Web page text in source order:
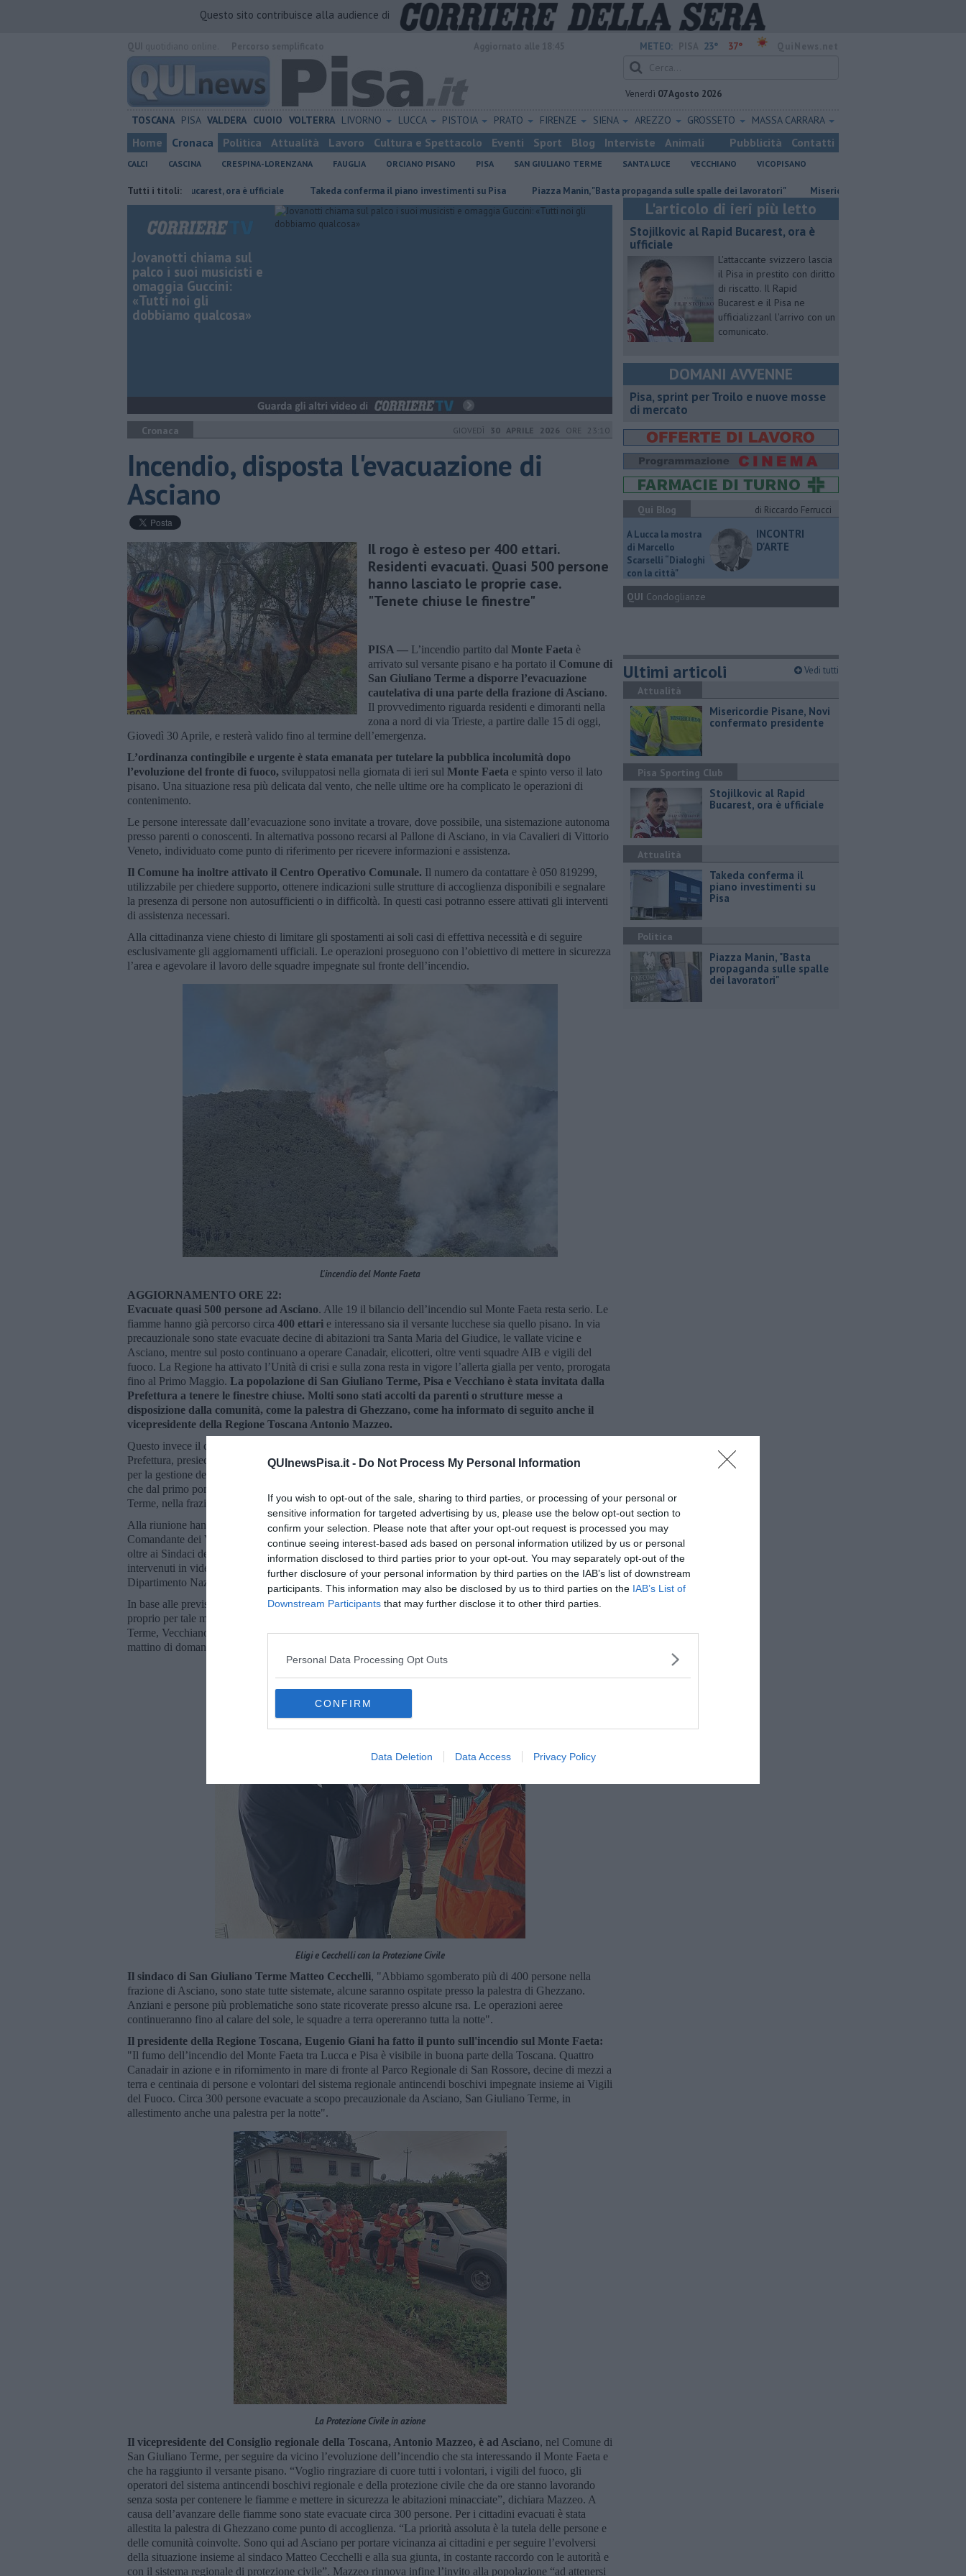
QUInewsPisa.it - Do Not Process My Personal Information
If you wish to opt-out of the sale, sharing to third parties, or processing of your personal or
sensitive information for targeted advertising by us, please use the below opt-out section to
confirm your selection. Please note that after your opt-out request is processed you may
continue seeing interest-based ads based on personal information utilized by us or personal
information disclosed to third parties prior to your opt-out. You may separately opt-out of the
further disclosure of your personal information by third parties on the IAB’s list of downstream
participants. This information may also be disclosed by us to third parties on the IAB’s List of
Downstream Participants that may further disclose it to other third parties.
Personal Data Processing Opt Outs
CONFIRM
Data Deletion Data Access Privacy Policy
Questo sito contribuisce alla audience di
METEO: 23° 37°
Venerdì 07 Agosto 2026
TOSCANA PISA VALDERA CUOIO VOLTERRA LIVORNO LUCCA PISTOIA PRATO FIRENZE SIENA AREZZO GROSSETO MASSA CARRARA
Home Cronaca Politica Attualità Lavoro Cultura e Spettacolo Eventi Sport Blog Interviste Animali Pubblicità Contatti
CALCI CASCINA CRESPINA-LORENZANA FAUGLIA ORCIANO PISANO PISA SAN GIULIANO TERME SANTA LUCE VECCHIANO VICOPISANO
Tutti i titoli:
Stojilkovic al Rapid Bucarest, ora è ufficiale Takeda conferma il piano investimenti su Pisa Piazza Manin, "Basta propaganda sulle spalle dei lavoratori" Misericordie Pisane, Novi confermato presidente
Jovanotti chiama sul
palco i suoi musicisti e
omaggia Guccini:
«Tutti noi gli
dobbiamo qualcosa»
Cronaca GIOVEDÌ 30 APRILE 2026 ORE 23:10
Incendio, disposta l'evacuazione di
Asciano
Il rogo è esteso per 400 ettari.
Residenti evacuati. Quasi 500 persone
hanno lasciato le proprie case.
"Tenete chiuse le finestre"
PISA — L’incendio partito dal Monte Faeta è
arrivato sul versante pisano e ha portato il Comune di
San Giuliano Terme a disporre l’evacuazione
cautelativa di una parte della frazione di Asciano.
Il provvedimento riguarda residenti e dimoranti nella
zona a nord di via Trieste, a partire dalle 15 di oggi,
Giovedì 30 Aprile, e resterà valido fino al termine dell’emergenza.
L’ordinanza contingibile e urgente è stata emanata per tutelare la pubblica incolumità dopo
l’evoluzione del fronte di fuoco, sviluppatosi nella giornata di ieri sul Monte Faeta e spinto verso il lato
pisano. Una situazione resa più delicata dal vento, che nelle ultime ore ha complicato le operazioni di
contenimento.
Le persone interessate dall’evacuazione sono invitate a trovare, dove possibile, una sistemazione autonoma
presso parenti o conoscenti. In alternativa possono recarsi al Pallone di Asciano, in via Cavalieri di Vittorio
Veneto, individuato come punto di riferimento per ricevere informazioni e assistenza.
Il Comune ha inoltre attivato il Centro Operativo Comunale. Il numero da contattare è 050 819299,
utilizzabile per chiedere supporto, ottenere indicazioni sulle strutture di accoglienza disponibili e segnalare
la presenza di persone non autosufficienti o in difficoltà. In questi casi potranno essere attivati gli interventi
di assistenza necessari.
Alla cittadinanza viene chiesto di limitare gli spostamenti ai soli casi di effettiva necessità e di seguire
esclusivamente gli aggiornamenti ufficiali. Le operazioni proseguono con l’obiettivo di mettere in sicurezza
l’area e agevolare il lavoro delle squadre impegnate sul fronte dell’incendio.
L'incendio del Monte Faeta
AGGIORNAMENTO ORE 22:
Evacuate quasi 500 persone ad Asciano. Alle 19 il bilancio dell’incendio sul Monte Faeta resta serio. Le
fiamme hanno già percorso circa 400 ettari e interessano sia il versante lucchese sia quello pisano. In via
precauzionale sono state evacuate decine di abitazioni tra Santa Maria del Giudice, le vallate vicine e
Asciano, mentre sul posto continuano a operare Canadair, elicotteri, oltre venti squadre AIB e vigili del
fuoco. La Regione ha attivato l’Unità di crisi e sulla zona resta in vigore l’allerta gialla per vento, prorogata
fino al Primo Maggio. La popolazione di San Giuliano Terme, Pisa e Vecchiano è stata invitata dalla
Prefettura a tenere le finestre chiuse. Molti sono stati accolti da parenti o strutture messe a
disposizione dalla comunità, come la palestra di Ghezzano, come ha informato di seguito anche il
vicepresidente della Regione Toscana Antonio Mazzeo.
Questo invece il comunicato della Prefettura, "Nella giornata di oggi, giovedì 30 aprile, è stato attivato in
Prefettura, presieduto dal Prefetto di Pisa, Maria Luisa D’Alessandro, il Centro Coordinamento Soccorsi
per la gestione dell’emergenza legata all’incendio sul Monte Faeta, originatosi in Provincia di Lucca, ma
che dal primo pomeriggio ha interessato anche il fronte pisano dove, nel Comune di San Giuliano di
Terme, nella frazione di Asciano Pisano, sono state evacuate precauzionalmente circa 300 persone.
Alla riunione hanno preso parte il Comandante della 46 Brigata Aerea, Gen. Luca Mazzini, il Vice
Comandante dei Vigili del Fuoco di Pisa, Ing. Giorgio Ciappei, i vertici provinciali delle Forze di polizia,
oltre ai Sindaci dei Comuni coinvolti ed alle strutture di protezione civile. Nel corso della riunione, sono
intervenuti in videoconferenza anche i rappresentanti della Sala Operativa Regionale e quelli del
Dipartimento Nazionale di Protezione Civile.
In base alle previsioni meteo attualmente disponibili, nelle prossime ore il fumo potrebbe scendere e,
proprio per tale motivo, a titolo cautelativo, le Autorità invitano le popolazioni dei Comuni di San Giuliano
Terme, Vecchiano e Pisa a tenere le finestre chiuse ed a non svolgere attività all’aperto nelle prime ore del
mattino di domani, venerdì 1 maggio".
Eligi e Cecchelli con la Protezione Civile
Il sindaco di San Giuliano Terme Matteo Cecchelli, "Abbiamo sgomberato più di 400 persone nella
frazione di Asciano, sono state tutte sistemate, alcune saranno ospitate presso la palestra di Ghezzano.
Anziani e persone più problematiche sono state ricoverate presso alcune rsa. Le operazioni aeree
continueranno fino al calare del sole, le squadre a terra opereranno tutta la notte".
Il presidente della Regione Toscana, Eugenio Giani ha fatto il punto sull'incendio sul Monte Faeta:
"Il fumo dell’incendio del Monte Faeta tra Lucca e Pisa è visibile in buona parte della Toscana. Quattro
Canadair in azione e in rifornimento in mare di fronte al Parco Regionale di San Rossore, decine di mezzi a
terra e centinaia di persone e volontari del sistema regionale antincendi boschivi impegnate insieme ai Vigili
del Fuoco. Circa 300 persone evacuate a scopo precauzionale da Asciano, San Giuliano Terme, in
allestimento anche una palestra per la notte".
La Protezione Civile in azione
Il vicepresidente del Consiglio regionale della Toscana, Antonio Mazzeo, è ad Asciano, nel Comune di
San Giuliano Terme, per seguire da vicino l’evoluzione dell’incendio che sta interessando il Monte Faeta e
che ha raggiunto il versante pisano. “Voglio ringraziare di cuore tutti i volontari, i vigili del fuoco, gli
operatori del sistema antincendi boschivi regionale e della protezione civile che da ore stanno lavorando
senza sosta per contenere le fiamme e mettere in sicurezza le abitazioni minacciate”, dichiara Mazzeo. A
causa dell’avanzare delle fiamme sono state evacuate circa 300 persone. Per i cittadini evacuati è stata
allestita la palestra di Ghezzano come punto di accoglienza. “La priorità assoluta è la tutela delle persone e
delle comunità coinvolte. Sono qui ad Asciano per portare vicinanza ai cittadini e per seguire l’evolversi
della situazione insieme al sindaco Matteo Cecchelli e alla sua giunta, in costante raccordo con le autorità e
con il sistema regionale di protezione civile”. Mazzeo rinnova infine l’invito alla popolazione “ad attenersi
L'articolo di ieri più letto
Stojilkovic al Rapid Bucarest, ora è
ufficiale
L'attaccante svizzero lascia
il Pisa in prestito con diritto
di riscatto. Il Rapid
Bucarest e il Pisa ne
ufficializzanl l'arrivo con un
comunicato.
DOMANI AVVENNE
Pisa, sprint per Troilo e nuove mosse
di mercato
Qui Blog
di Riccardo Ferrucci
A Lucca la mostra
di Marcello
Scarselli “Dialoghi
con la città"
INCONTRI
D'ARTE
QUI Condoglianze
Ultimi articoli Vedi tutti
Attualità
Misericordie Pisane, Novi
confermato presidente
Pisa Sporting Club
Stojilkovic al Rapid
Bucarest, ora è ufficiale
Attualità
Takeda conferma il
piano investimenti su
Pisa
Politica
Piazza Manin, "Basta
propaganda sulle spalle
dei lavoratori"